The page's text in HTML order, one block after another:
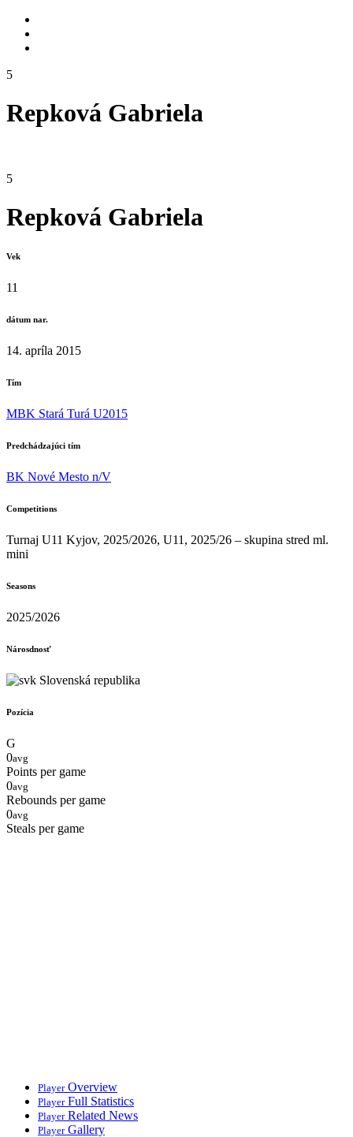
5
Repková Gabriela
5
Repková Gabriela
Vek
11
dátum nar.
14. apríla 2015
Tím
MBK Stará Turá U2015
Predchádzajúci tím
BK Nové Mesto n/V
Competitions
Turnaj U11 Kyjov, 2025/2026, U11, 2025/26 – skupina stred ml.
mini
Seasons
2025/2026
Nárosdnosť
Slovenská republika
Pozícia
G
0avg
Points per game
0avg
Rebounds per game
0avg
Steals per game
PlayerOverview
PlayerFull Statistics
PlayerRelated News
PlayerGallery